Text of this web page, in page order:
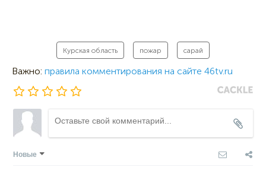
Курская область пожар сарай
Важно: правила комментирования на сайте 46tv.ru
Новые